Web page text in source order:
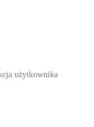
użytkownika